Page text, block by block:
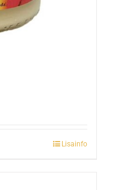
Lisainfo